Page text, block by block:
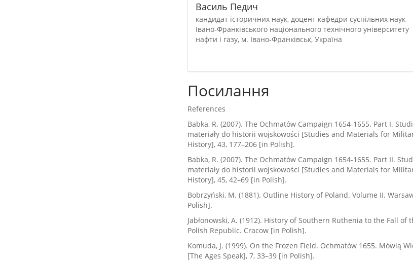
Василь Педич
кандидат історичних наук, доцент кафедри суспільних наук
Івано-Франківського національного технічного університету
нафти і газу, м. Івано-Франківськ, Україна
Посилання
References
Babka, R. (2007). The Ochmatów Campaign 1654-1655. Part I.
materiały do historii wojskowości [Studies and Materials for
History], 43, 177–206 [in Polish].
Babka, R. (2007). The Ochmatów Campaign 1654-1655. Part II.
materiały do historii wojskowości [Studies and Materials for
History], 45, 42–69 [in Polish].
Bobrzyński, M. (1881). Outline History of Poland. Volume II.
Polish].
Jabłonowski, A. (1912). History of Southern Ruthenia to the Fall of
Polish Republic. Cracow [in Polish].
Komuda, J. (1999). On the Frozen Field. Ochmatów 1655. Mówią
[The Ages Speak], 7, 33–39 [in Polish].